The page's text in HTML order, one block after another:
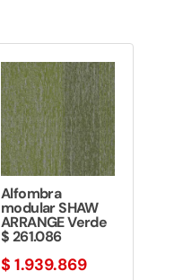
Alfombra
modular SHAW
ARRANGE Verde
$ 261.086
$ 1.939.869